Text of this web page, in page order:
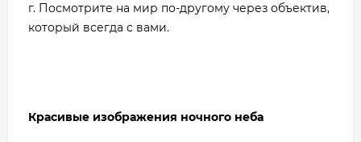
г. Посмотрите на мир по-другому через объектив,
который всегда с вами.
Красивые изображения ночного неба